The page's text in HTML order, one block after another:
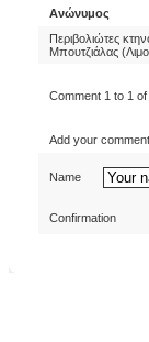
Ανώνυμος
Περιβολιώτες
Μπουτζιάλας
Comment 1 to 1 of
Add your comment
Name
Confirmation